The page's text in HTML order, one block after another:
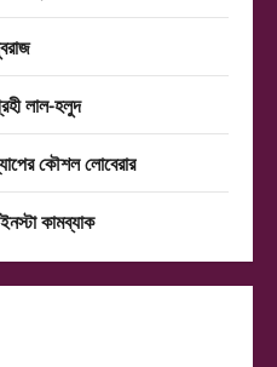
লাল-হলুদ
কৌশল লোবেরার
কামব্যাক